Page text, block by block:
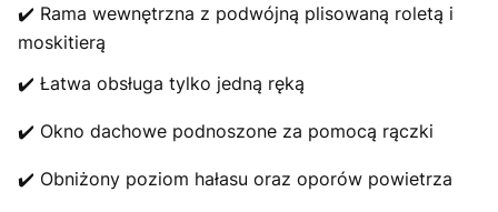
✔️ Rama wewnętrzna z podwójną plisowaną roletą i
moskitierą
✔️ Łatwa obsługa tylko jedną ręką
✔️ Okno dachowe podnoszone za pomocą rączki
✔️ Obniżony poziom hałasu oraz oporów powietrza